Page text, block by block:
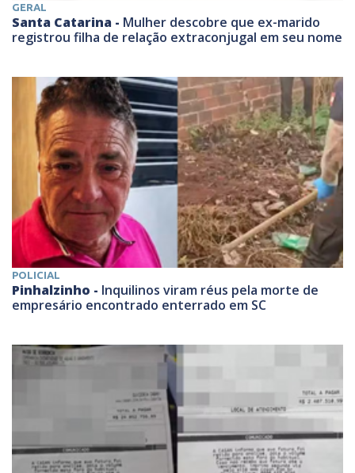
GERAL
Santa Catarina - Mulher descobre que ex-marido
registrou filha de relação extraconjugal em seu nome
POLICIAL
Pinhalzinho - Inquilinos viram réus pela morte de
empresário encontrado enterrado em SC